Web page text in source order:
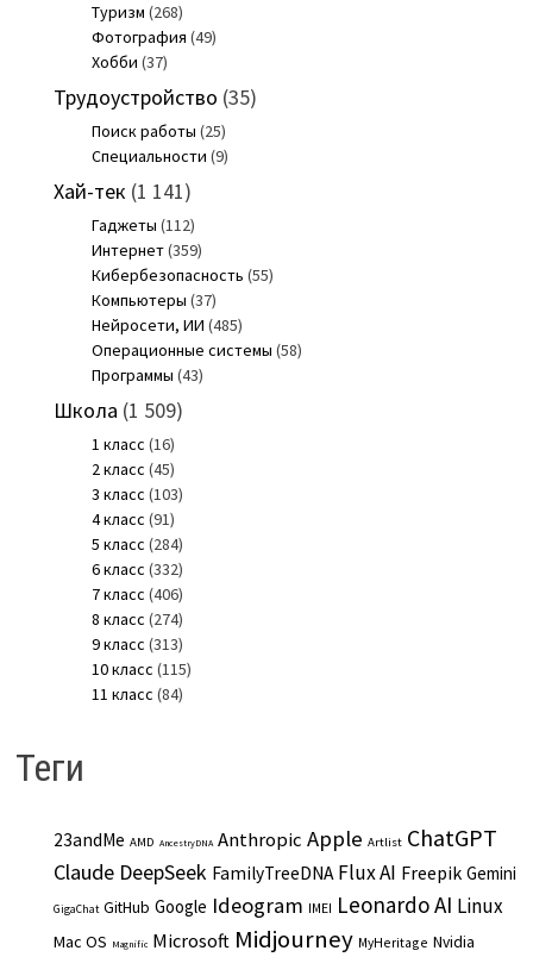
Туризм (268)
Фотография (49)
Хобби (37)
Трудоустройство (35)
Поиск работы (25)
Специальности (9)
Хай-тек (1 141)
Гаджеты (112)
Интернет(359)
Кибербезопасность (55)
Компьютеры (37)
Нейросети, ИИ (485)
Операционные системы (58)
Программы (43)
Школа (1 509)
1 класс (16)
2 класс (45)
3 класс (103)
4 класс (91)
5 класс (284)
6 класс (332)
7 класс (406)
8 класс (274)
9 класс (313)
10 класс (115)
11 класс (84)
Теги
23andMe AMD AncestryDNA Anthropic Apple Artlist ChatGPT
Claude DeepSeek FamilyTreeDNA Flux AI Freepik Gemini
GigaChat GitHub Google Ideogram IMEI Leonardo AI Linux
Mac OS Magnific Microsoft Midjourney MyHeritage Nvidia